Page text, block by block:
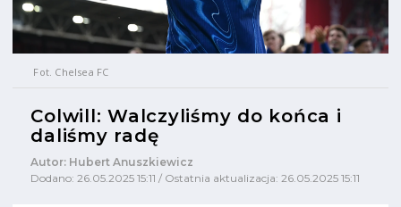
Fot. Chelsea FC
Colwill: Walczyliśmy do końca i
daliśmy radę
Autor: Hubert Anuszkiewicz
Dodano: 26.05.2025 15:11 / Ostatnia aktualizacja: 26.05.2025 15:11